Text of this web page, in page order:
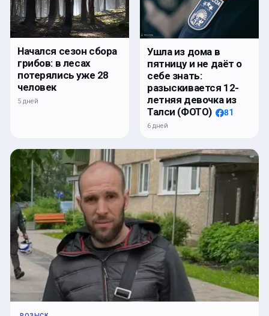
Начался сезон сбора
грибов: в лесах
потерялись уже 28
человек
5 дней
Ушла из дома в
пятницу и не даёт о
себе знать:
разыскивается 12-
летняя девочка из
Талси (ФОТО)
81
6 дней